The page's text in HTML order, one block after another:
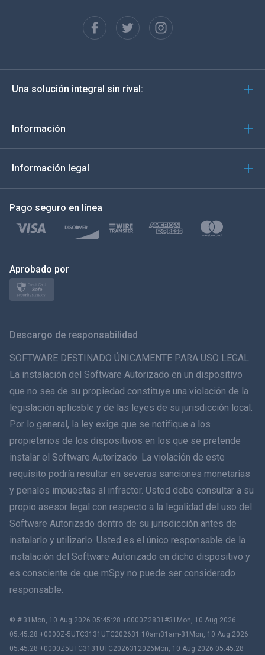
English
Deutsch
Italiano
Türkçe
Polski
日本
ภาษาไทย
Dansk
हिंदी
עברית
Română
Ελληνικά
Tiếng Việt
Eslovenia
Una solución integral sin rival:
Información
Información legal
Pago seguro en línea
Aprobado por
Descargo de responsabilidad
SOFTWARE DESTINADO ÚNICAMENTE PARA USO LEGAL.
La instalación del Software Autorizado en un dispositivo
que no sea de su propiedad constituye una violación de la
legislación aplicable y de las leyes de su jurisdicción local.
Por lo general, la ley exige que se notifique a los
propietarios de los dispositivos en los que se pretende
instalar el Software Autorizado. La violación de este
requisito podría resultar en severas sanciones monetarias
y penales impuestas al infractor. Usted debe consultar a su
propio asesor legal con respecto a la legalidad del uso del
Software Autorizado dentro de su jurisdicción antes de
instalarlo y utilizarlo. Usted es el único responsable de la
instalación del Software Autorizado en dicho dispositivo y
es consciente de que mSpy no puede ser considerado
responsable.
© #!31Mon, 10 Aug 2026 05:45:28 +0000Z2831#31Mon, 10 Aug 2026
05:45:28 +0000Z-5UTC3131UTC202631 10am31am-31Mon, 10 Aug 2026
05:45:28 +0000Z5UTC3131UTC2026312026Mon, 10 Aug 2026 05:45:28